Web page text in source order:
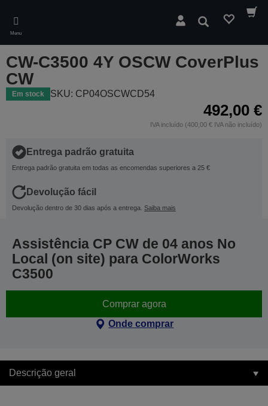
main
content
Menu
Pesquisar
CW-C3500 4Y OSCW CoverPlus
CW
Em stock SKU: CP04OSCWCD54
492,00 €
IVA incluído (400,00 € IVA não incluído)
Entrega padrão gratuita
Entrega padrão gratuita em todas as encomendas superiores a 25 €
Devolução fácil
Devolução dentro de 30 dias após a entrega. Saiba mais
Assistência CP CW de 04 anos No
Local (on site) para ColorWorks
C3500
Comprar agora
Onde comprar
Descrição geral